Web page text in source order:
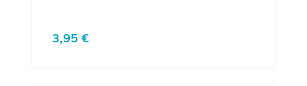
Regulärer Preis:
3,95 €